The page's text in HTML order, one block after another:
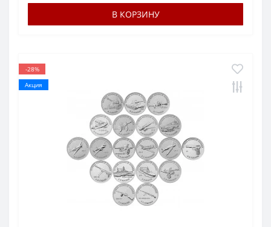
В КОРЗИНУ
-28%
Акция